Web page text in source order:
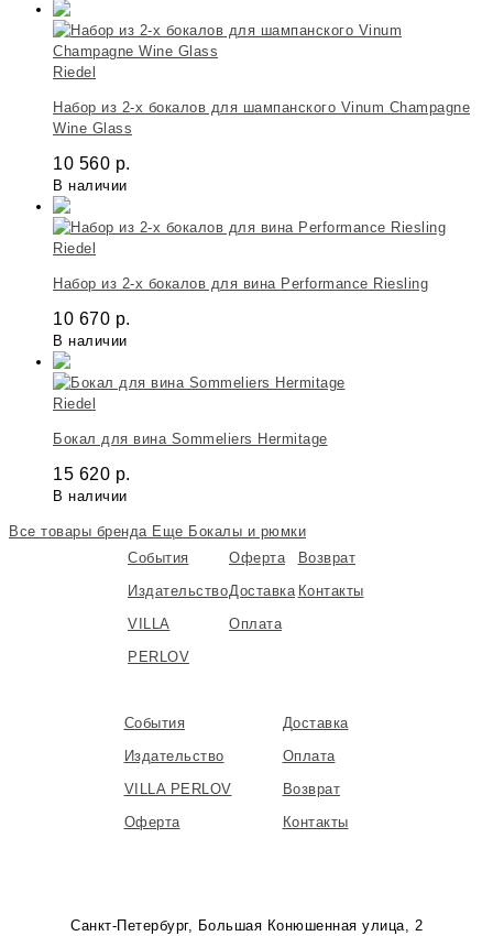
Riedel
Набор из 2-х бокалов для шампанского Vinum Champagne
Wine Glass
10 560 р.
В наличии
Riedel
Набор из 2-х бокалов для вина Performance Riesling
10 670 р.
В наличии
Riedel
Бокал для вина Sommeliers Hermitage
15 620 р.
В наличии
Все товары бренда Еще Бокалы и рюмки
События
Издательство
VILLA
PERLOV
Оферта
Доставка
Оплата
Возврат
Контакты
События
Издательство
VILLA PERLOV
Оферта
Доставка
Оплата
Возврат
Контакты
Санкт-Петербург, Большая Конюшенная улица, 2